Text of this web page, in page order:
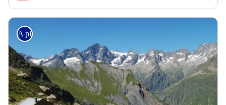
A pied